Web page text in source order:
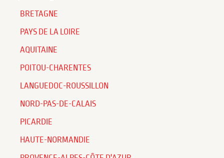
BRETAGNE
PAYS DE LA LOIRE
AQUITAINE
POITOU-CHARENTES
LANGUEDOC-ROUSSILLON
NORD-PAS-DE-CALAIS
PICARDIE
HAUTE-NORMANDIE